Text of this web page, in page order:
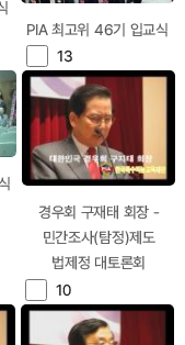
PIA 최고위 46기 입교식
13
경우회 구재태 회장 -
민간조사(탐정)제도
법제정 대토론회
10